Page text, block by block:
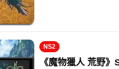
NS2
《魔物獵人 荒野